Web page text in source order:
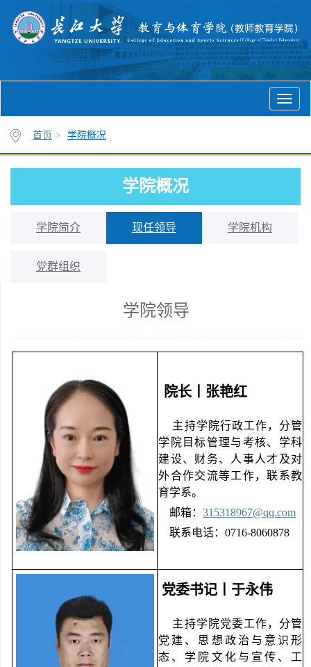
首页 > 学院概况
学院概况
学院简介 现任领导 学院机构
党群组织
学院领导
院长丨张艳红
主持学院行政工作，分管
学院目标管理与考核、学科
建设、财务、人事人才及对
外合作交流等工作，联系教
育学系。
邮箱：315318967@qq.com
联系电话：0716-8060878
党委书记丨于永伟
主持学院党委工作，分管
党建、思想政治与意识形
态、学院文化与宣传、工